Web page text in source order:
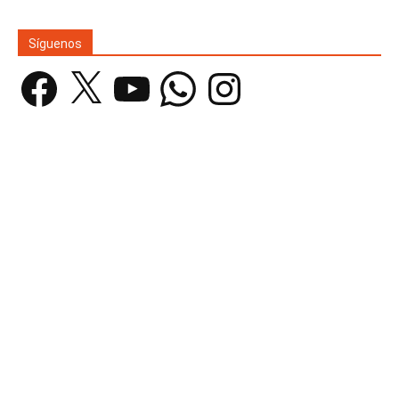
Síguenos
Facebook YouTube WhatsAppInstagram